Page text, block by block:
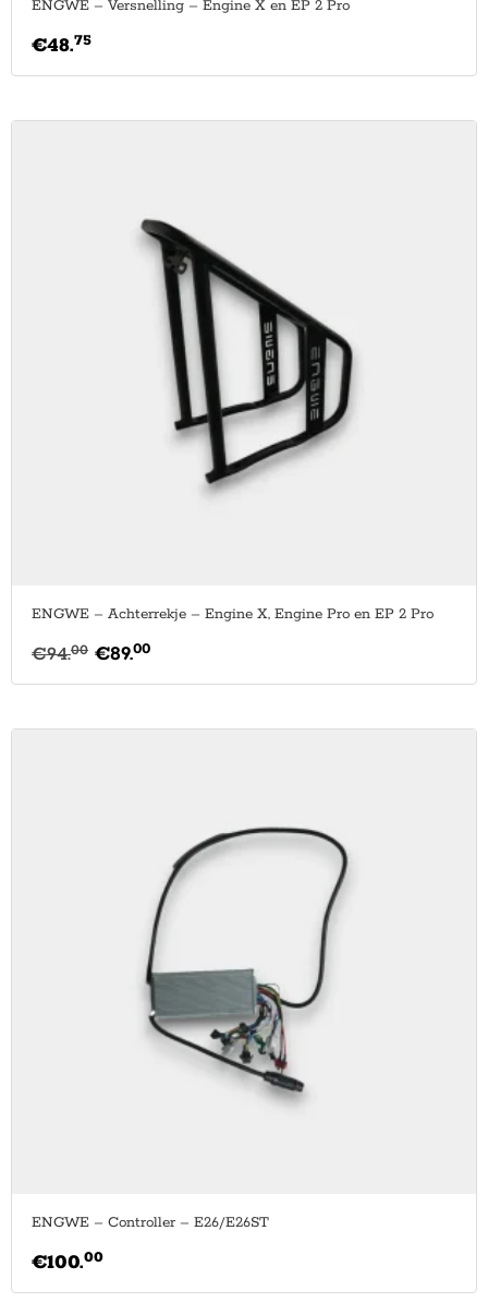
ENGWE – Versnelling – Engine X en EP 2 Pro
€48.75
ENGWE – Achterrekje – Engine X, Engine Pro en EP 2 Pro
€94.00 €89.00
ENGWE – Controller – E26/E26ST
€100.00